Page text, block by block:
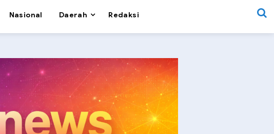
Nasional Daerah Redaksi